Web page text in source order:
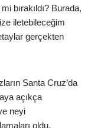
bırakıldı? Burada,
iletebileceğim
gerçekten
Santa Cruz’da
açıkça
neyi
oldu.